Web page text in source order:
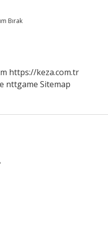
Bırak
https://keza.com.tr
nttgame Sitemap